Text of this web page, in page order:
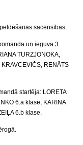
sacensības.
un ieguva 3.
TURZJONOKA,
RENĀTS
startēja: LORETA
6.a klase, KARĪNA
6.b klase.